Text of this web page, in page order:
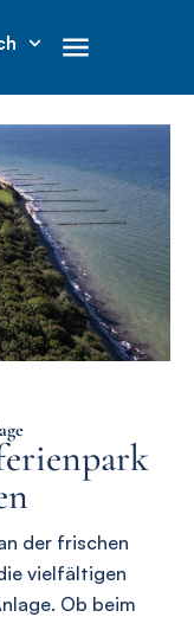
der frischen
vielfältigen
Ob beim